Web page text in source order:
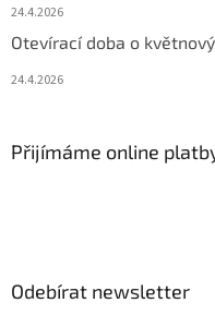
24.4.2026
Otevírací doba o
24.4.2026
Přijímáme online
Odebírat newsletter